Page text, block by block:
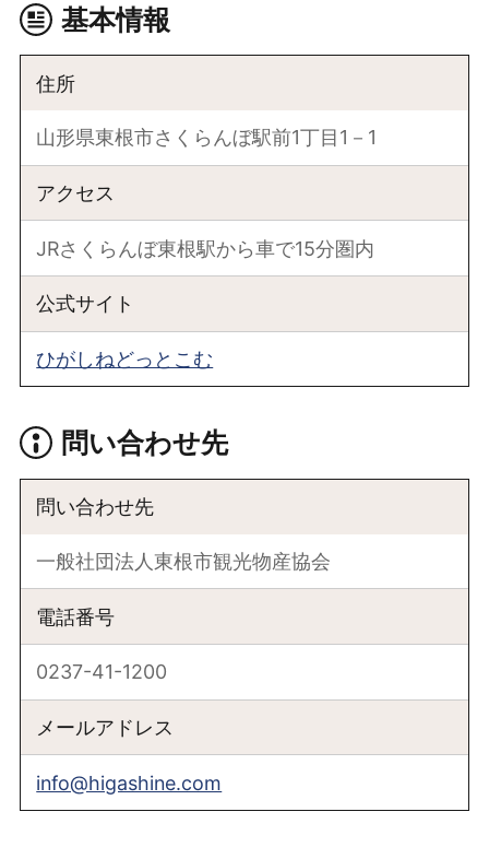
基本情報
住所
山形県東根市さくらんぼ駅前1丁目1－1
アクセス
JRさくらんぼ東根駅から車で15分圏内
公式サイト
ひがしねどっとこむ
問い合わせ先
問い合わせ先
一般社団法人東根市観光物産協会
電話番号
0237-41-1200
メールアドレス
info@higashine.com